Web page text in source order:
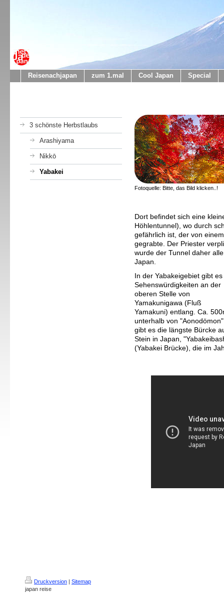
Reisenachjapan zum 1.mal Cool Japan Special
3 schönste Herbstlaubs
Arashiyama
Nikkō
Yabakei
Fotoquelle: Bitte, das Bild klicken..!
Dort befindet sich eine
Höhlentunnel) , wo durch
gefährlich ist, der von
gegrabte. Der Priester
wurde der Tunnel daher
Japan.
In der Yabakeigebiet gibt
Sehenswürdigkeiten an der
oberen Stelle von
Yamakunigawa (Fluß
Yamakuni) entlang. Ca.
unterhalb von "Aonodömon"
gibt es die längste Bürcke
Stein in Japan, "
(Yabakei Brücke), die im
Druckversion | Sitemap
japan reise